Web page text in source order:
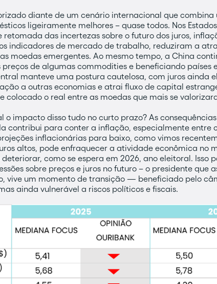
diante de um cenário internacional que
ligeiramente melhores – quase todos. Nos
das incertezas sobre o futuro dos juros,
indicadores de mercado de trabalho, reduziram a
moedas emergentes. Ao mesmo tempo, a China
preços de algumas commodities e beneficiando países
manteve uma postura cautelosa, com juros ainda
a outras economias e atrai fluxo de capital
colocado o real entre as moedas que mais se
o impacto disso tudo no curto prazo? As
contribui para conter a inflação, especialmente entre
inflacionárias para baixo, como vimos
altos, pode enfraquecer a atividade econômica no
como se espera em 2026, ano eleitoral. Isso
sobre preços e juros no futuro – o presidente que
vive um momento de transição — beneficiado pelo
ainda vulnerável a riscos políticos e fiscais.